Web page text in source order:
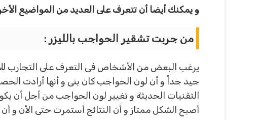
و يمكنك أيضا أن تتعرف على العديد من المواضيع
من جربت تشقير الحواجب بالليزر :
يرغب البعض من الأشخاص فى التعرف على التجارب
جيد جداً و أن لون الحواجب كان بنى و أنها أرادت
التقنيات الحديثة و تغيير لون الحواجب من أجل أن
أصبح الشكل ممتاز و أن النتائج أستمرت حتى الأن و